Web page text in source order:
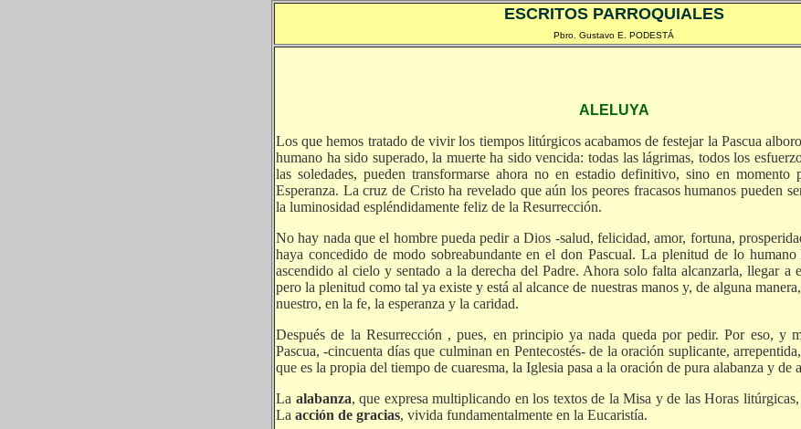
ESCRITOS PARROQUIALES
Pbro. Gustavo E. PODESTÁ
ALELUYA
Los que hemos tratado de vivir los tiempos litúrgicos acabamos de festejar la Pascua
humano ha sido superado, la muerte ha sido vencida: todas las lágrimas, todos los
las soledades, pueden transformarse ahora no en estadio definitivo, sino en momento
Esperanza. La cruz de Cristo ha revelado que aún los peores fracasos humanos pueden
la luminosidad espléndidamente feliz de la Resurrección.
No hay nada que el hombre pueda pedir a Dios -salud, felicidad, amor, fortuna,
haya concedido de modo sobreabundante en el don Pascual. La plenitud de lo
ascendido al cielo y sentado a la derecha del Padre. Ahora solo falta alcanzarla, llegar a
pero la plenitud como tal ya existe y está al alcance de nuestras manos y, de alguna
nuestro, en la fe, la esperanza y la caridad.
Después de la Resurrección , pues, en principio ya nada queda por pedir. Por eso, y
Pascua, -cincuenta días que culminan en Pentecostés- de la oración suplicante,
que es la propia del tiempo de cuaresma, la Iglesia pasa a la oración de pura alabanza y de
La alabanza, que expresa multiplicando en los textos de la Misa y de las Horas
La acción de gracias, vivida fundamentalmente en la Eucaristía.